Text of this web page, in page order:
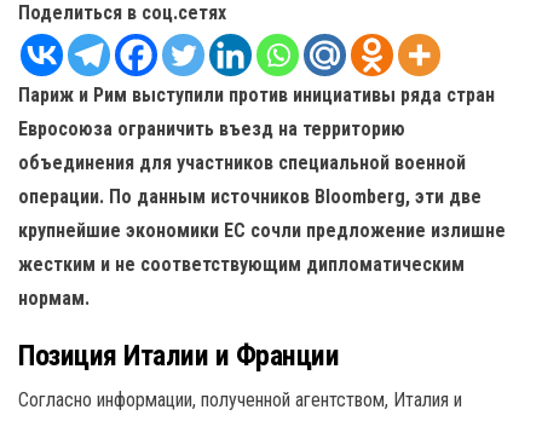
Поделиться в соц.сетях
Париж и Рим выступили против инициативы ряда стран
Евросоюза ограничить въезд на территорию
объединения для участников специальной военной
операции. По данным источников Bloomberg, эти две
крупнейшие экономики ЕС сочли предложение излишне
жестким и не соответствующим дипломатическим
нормам.
Позиция Италии и Франции
Согласно информации, полученной агентством, Италия и